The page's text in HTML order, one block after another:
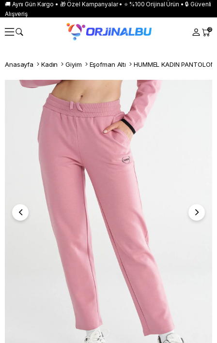
🚚 Aynı Gün Kargo • 🎁 Özel Kampanyalar • ⭐ %100 Orijinal Ürün • 🔒 Güvenli
Alışveriş
0
Anasayfa Kadın Giyim Eşofman Altı HUMMEL KADIN